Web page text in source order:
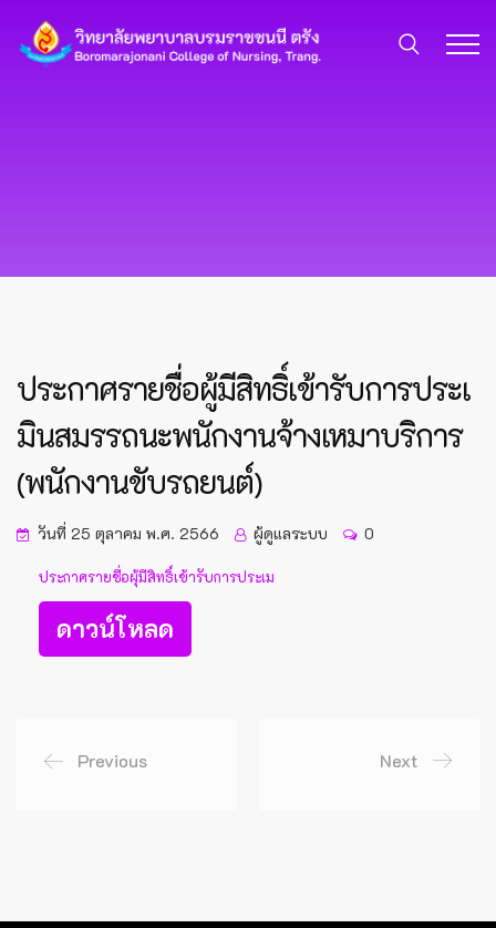
ประกาศรายชื่อผู้มีสิทธิ์เข้ารับการประเ
มินสมรรถนะพนักงานจ้างเหมาบริการ
(พนักงานขับรถยนต์)
วันที่ 25 ตุลาคม พ.ศ. 2566 ผู้ดูแลระบบ 0
ประกาศรายชื่อผุ้มีสิทธิ์เข้ารับการประเม
ดาวน์โหลด
Previous Next